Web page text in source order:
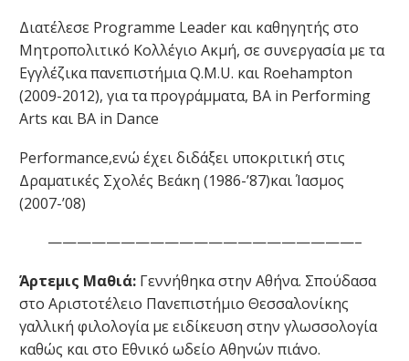
Διατέλεσε Programme Leader και καθηγητής στο
Μητροπολιτικό Κολλέγιο Ακμή, σε συνεργασία με τα
Εγγλέζικα πανεπιστήμια Q.M.U. και Roehampton
(2009-2012), για τα προγράμματα, BA in Performing
Arts και BA in Dance
Performance,ενώ έχει διδάξει υποκριτική στις
Δραματικές Σχολές Βεάκη (1986-’87)και Ίασμος
(2007-’08)
—————————————————————–
Άρτεμις Μαθιά: Γεννήθηκα στην Αθήνα. Σπούδασα
στο Αριστοτέλειο Πανεπιστήμιο Θεσσαλονίκης
γαλλική φιλολογία με ειδίκευση στην γλωσσολογία
καθώς και στο Εθνικό ωδείο Αθηνών πιάνο.